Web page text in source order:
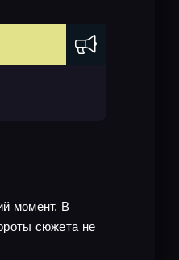
момент. В
сюжета не